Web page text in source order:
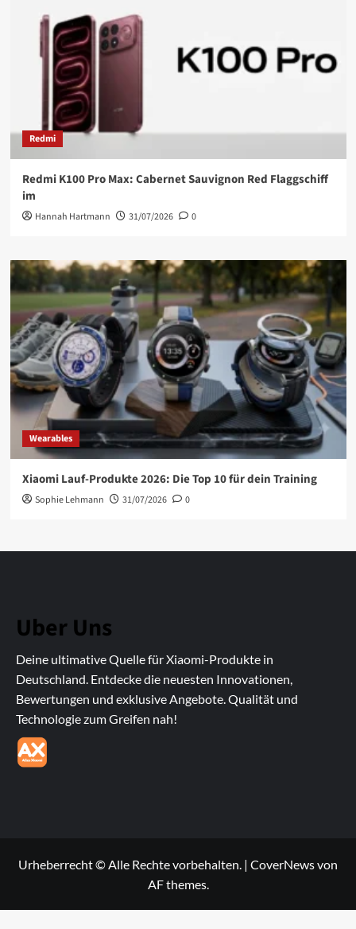
Redmi
Redmi K100 Pro Max: Cabernet Sauvignon Red Flaggschiff
im
Hannah Hartmann 31/07/2026 0
Wearables
Xiaomi Lauf-Produkte 2026: Die Top 10 für dein Training
Sophie Lehmann 31/07/2026 0
Uber Uns
Deine ultimative Quelle für Xiaomi-Produkte in
Deutschland. Entdecke die neuesten Innovationen,
Bewertungen und exklusive Angebote. Qualität und
Technologie zum Greifen nah!
Urheberrecht © Alle Rechte vorbehalten. | CoverNewsvon
AF themes.